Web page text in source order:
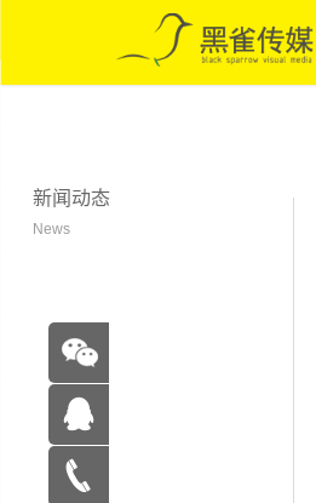
新闻动态
News
在线咨